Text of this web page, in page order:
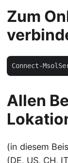
Zum
Allen
(in diesem
(DE, US, CH,